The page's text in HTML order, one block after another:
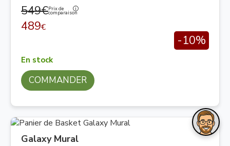
549€Prix de
comparaison
489€
-10%
En stock
COMMANDER
Galaxy Mural